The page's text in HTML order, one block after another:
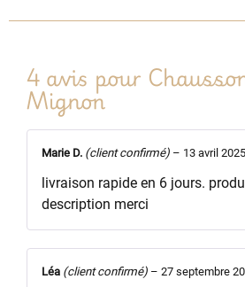
4 avis pour
Mignon
Marie D. (client confirmé) – 13 avril 2025
livraison rapide en 6 jours.
description merci
Léa (client confirmé) – 27 septembre